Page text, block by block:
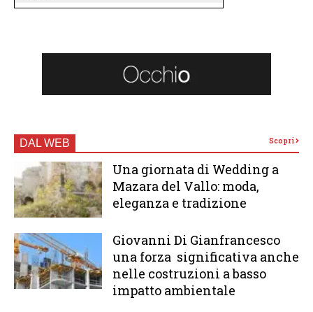
DAL WEB Scopri
Una giornata di Wedding a
Mazara del Vallo: moda,
eleganza e tradizione
Giovanni Di Gianfrancesco
una forza significativa anche
nelle costruzioni a basso
impatto ambientale